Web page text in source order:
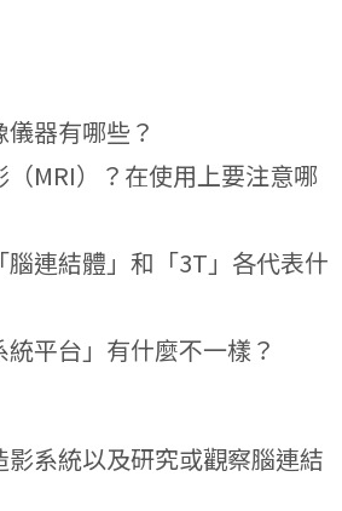
器有哪些？
MRI）？在使用上要注意哪
腦連結體」和「3T」各代表什
統平台」有什麼不一樣？
系統以及研究或觀察腦連結